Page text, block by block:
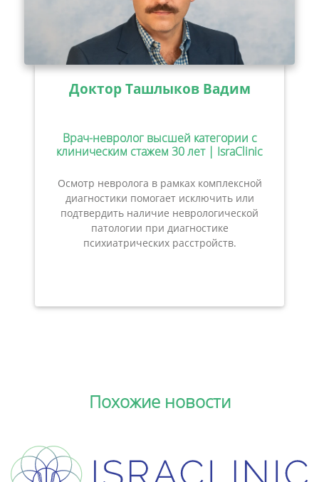
Доктор Ташлыков Вадим
Врач-невролог высшей категории с
клиническим стажем 30 лет | IsraClinic
Осмотр невролога в рамках комплексной
диагностики помогает исключить или
подтвердить наличие неврологической
патологии при диагностике
психиатрических расстройств.
Похожие новости